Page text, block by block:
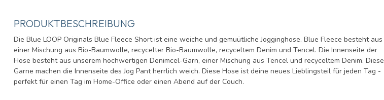
PRODUKTBESCHREIBUNG
Die Blue LOOP Originals Blue Fleece Short ist eine weiche und gemuütliche Jogginghose. Blue Fleece besteht aus
einer Mischung aus Bio-Baumwolle, recycelter Bio-Baumwolle, recyceltem Denim und Tencel. Die Innenseite der
Hose besteht aus unserem hochwertigen Denimcel-Garn, einer Mischung aus Tencel und recyceltem Denim. Diese
Garne machen die Innenseite des Jog Pant herrlich weich. Diese Hose ist deine neues Lieblingsteil für jeden Tag -
perfekt für einen Tag im Home-Office oder einen Abend auf der Couch.